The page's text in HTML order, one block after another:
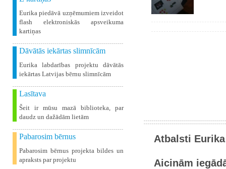
Eurika piedāvā uzņēmumiem izveidot
flash elektroniskās apsveikuma
kartiņas
Dāvātās iekārtas slimnīcām
Eurika labdarības projektu dāvātās
iekārtas Latvijas bērnu slimnīcām
Lasītava
Šeit ir mūsu mazā biblioteka, par
daudz un dažādām lietām
Pabarosim bērnus
Pabarosim bērnus projekta bildes un
apraksts par projektu
Atbalsti
Aicinām